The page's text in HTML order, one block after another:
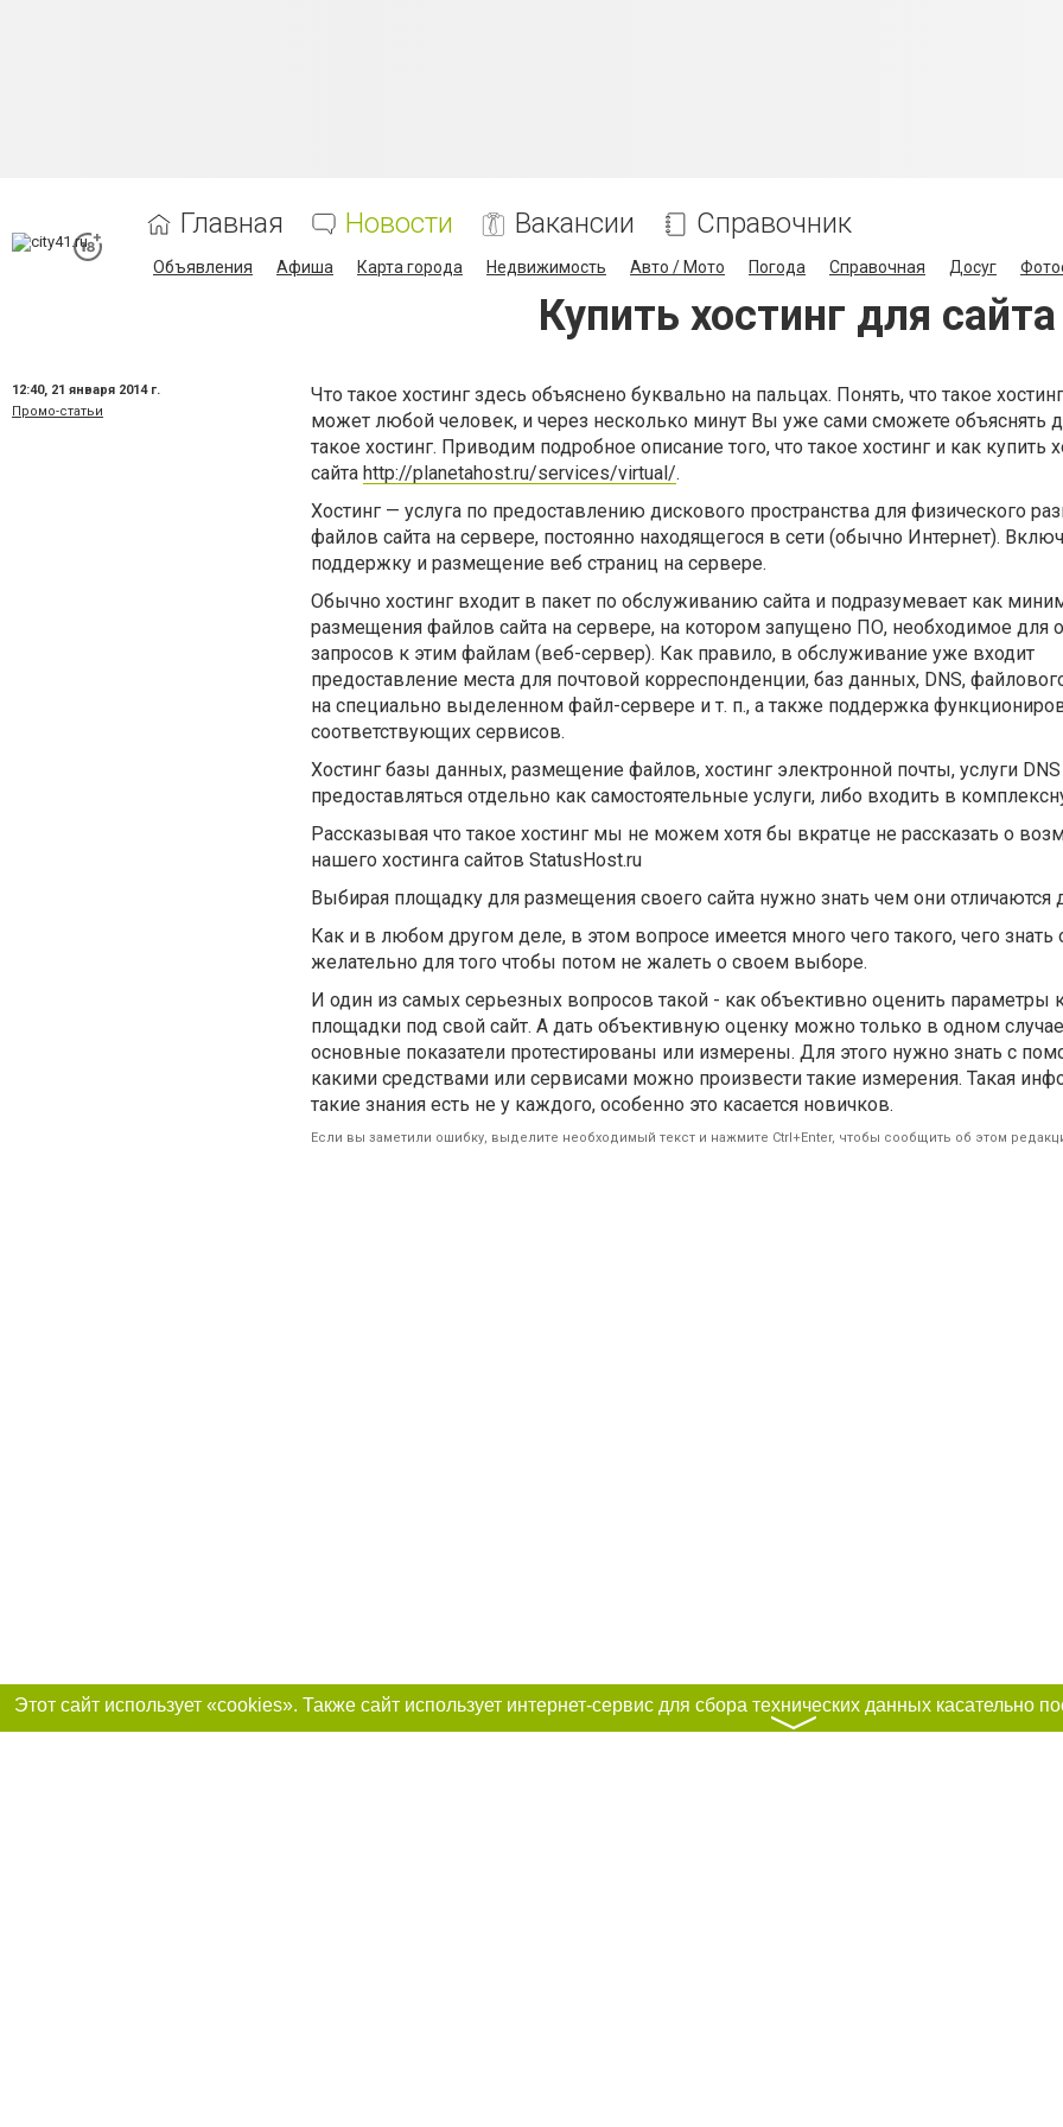
Главная Новости Вакансии Справочник
Объявления Афиша Карта города Недвижимость Авто / Мото Погода Справочная Досуг
Купить хостинг для сайта
12:40, 21 января 2014 г.
Промо-статьи
Что такое хостинг здесь объяснено буквально на пальцах. Понять, что такое
может любой человек, и через несколько минут Вы уже сами сможете объяснять
такое хостинг. Приводим подробное описание того, что такое хостинг и как купить
сайта http://planetahost.ru/services/virtual/.
Хостинг — услуга по предоставлению дискового пространства для физического
файлов сайта на сервере, постоянно находящегося в сети (обычно Интернет).
поддержку и размещение веб страниц на сервере.
Обычно хостинг входит в пакет по обслуживанию сайта и подразумевает как
размещения файлов сайта на сервере, на котором запущено ПО, необходимое для
запросов к этим файлам (веб-сервер). Как правило, в обслуживание уже входит
предоставление места для почтовой корреспонденции, баз данных, DNS,
на специально выделенном файл-сервере и т. п., а также поддержка
соответствующих сервисов.
Хостинг базы данных, размещение файлов, хостинг электронной почты, услуги
предоставляться отдельно как самостоятельные услуги, либо входить в
Рассказывая что такое хостинг мы не можем хотя бы вкратце не рассказать о
нашего хостинга сайтов StatusHost.ru
Выбирая площадку для размещения своего сайта нужно знать чем они отличаются
Как и в любом другом деле, в этом вопросе имеется много чего такого, чего знать
желательно для того чтобы потом не жалеть о своем выборе.
И один из самых серьезных вопросов такой - как объективно оценить параметры
площадки под свой сайт. А дать объективную оценку можно только в одном
основные показатели протестированы или измерены. Для этого нужно знать с
какими средствами или сервисами можно произвести такие измерения. Такая
такие знания есть не у каждого, особенно это касается новичков.
Если вы заметили ошибку, выделите необходимый текст и нажмите Ctrl+Enter, чтобы сообщить об этом
〉